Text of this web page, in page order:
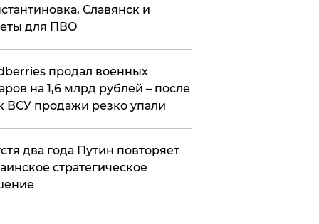
Славянск и
для ПВО
продал военных
на 1,6 млрд рублей – после
ВСУ продажи резко упали
два года Путин повторяет
стратегическое